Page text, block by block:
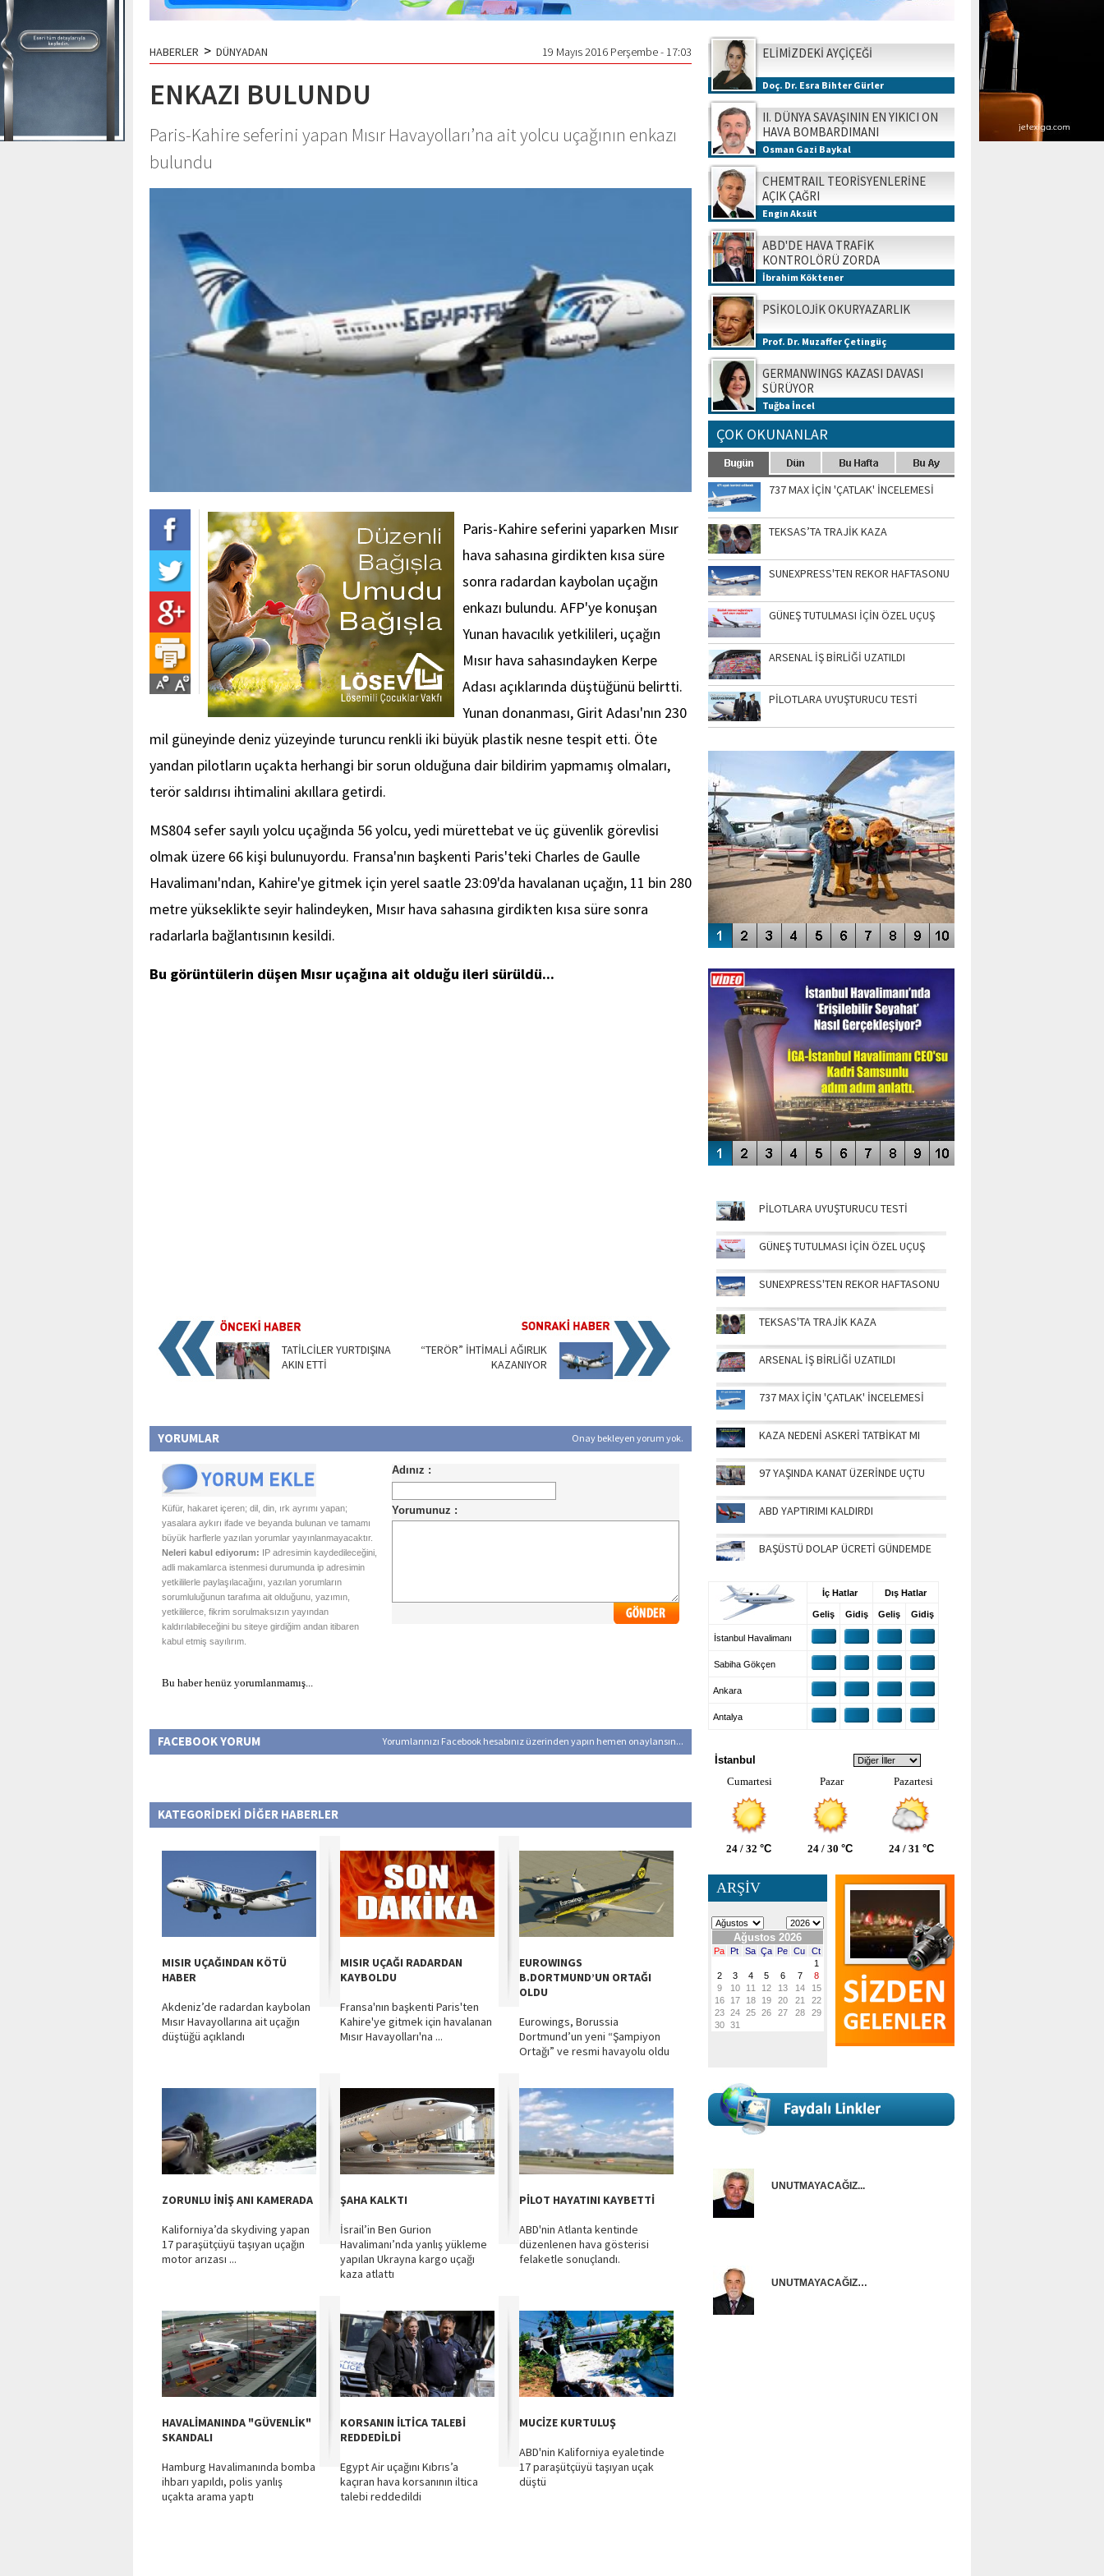
HABERLER > DÜNYADAN 19 Mayıs 2016 Perşembe - 17:03
ENKAZI BULUNDU
Paris-Kahire seferini yapan Mısır Havayolları’na ait yolcu uçağının enkazı
bulundu
Paris-Kahire seferini yaparken Mısır
hava sahasına girdikten kısa süre
sonra radardan kaybolan uçağın
enkazı bulundu. AFP'ye konuşan
Yunan havacılık yetkilileri, uçağın
Mısır hava sahasındayken Kerpe
Adası açıklarında düştüğünü belirtti.
Yunan donanması, Girit Adası'nın 230
mil güneyinde deniz yüzeyinde turuncu renkli iki büyük plastik nesne tespit etti. Öte
yandan pilotların uçakta herhangi bir sorun olduğuna dair bildirim yapmamış olmaları,
terör saldırısı ihtimalini akıllara getirdi.
MS804 sefer sayılı yolcu uçağında 56 yolcu, yedi mürettebat ve üç güvenlik görevlisi
olmak üzere 66 kişi bulunuyordu. Fransa'nın başkenti Paris'teki Charles de Gaulle
Havalimanı'ndan, Kahire'ye gitmek için yerel saatle 23:09'da havalanan uçağın, 11 bin 280
metre yükseklikte seyir halindeyken, Mısır hava sahasına girdikten kısa süre sonra
radarlarla bağlantısının kesildi.
Bu görüntülerin düşen Mısır uçağına ait olduğu ileri sürüldü...
TATİLCİLER YURTDIŞINA
AKIN ETTİ
“TERÖR” İHTİMALİ AĞIRLIK
KAZANIYOR
YORUMLAR Onay bekleyen yorum yok.
Küfür, hakaret içeren; dil, din, ırk ayrımı yapan;
yasalara aykırı ifade ve beyanda bulunan ve tamamı
büyük harflerle yazılan yorumlar yayınlanmayacaktır.
Neleri kabul ediyorum: IP adresimin kaydedileceğini,
adli makamlarca istenmesi durumunda ip adresimin
yetkililerle paylaşılacağını, yazılan yorumların
sorumluluğunun tarafıma ait olduğunu, yazımın,
yetkililerce, fikrim sorulmaksızın yayından
kaldırılabileceğini bu siteye girdiğim andan itibaren
kabul etmiş sayılırım.
Bu haber henüz yorumlanmamış...
FACEBOOK YORUM Yorumlarınızı Facebook hesabınız üzerinden yapın hemen onaylansın...
KATEGORİDEKİ DİĞER HABERLER
MISIR UÇAĞINDAN KÖTÜ
HABER
Akdeniz’de radardan kaybolan
Mısır Havayollarına ait uçağın
düştüğü açıklandı
MISIR UÇAĞI RADARDAN
KAYBOLDU
Fransa'nın başkenti Paris'ten
Kahire'ye gitmek için havalanan
Mısır Havayolları'na ...
EUROWINGS
B.DORTMUND’UN ORTAĞI
OLDU
Eurowings, Borussia
Dortmund’un yeni “Şampiyon
Ortağı” ve resmi havayolu oldu
ZORUNLU İNİŞ ANI KAMERADA
Kaliforniya’da skydiving yapan
17 paraşütçüyü taşıyan uçağın
motor arızası ...
ŞAHA KALKTI
İsrail’in Ben Gurion
Havalimanı’nda yanlış yükleme
yapılan Ukrayna kargo uçağı
kaza atlattı
PİLOT HAYATINI KAYBETTİ
ABD'nin Atlanta kentinde
düzenlenen hava gösterisi
felaketle sonuçlandı.
HAVALİMANINDA "GÜVENLİK"
SKANDALI
Hamburg Havalimanında bomba
ihbarı yapıldı, polis yanlış
uçakta arama yaptı
KORSANIN İLTİCA TALEBİ
REDDEDİLDİ
Egypt Air uçağını Kıbrıs’a
kaçıran hava korsanının iltica
talebi reddedildi
MUCİZE KURTULUŞ
ABD'nin Kaliforniya eyaletinde
17 paraşütçüyü taşıyan uçak
düştü
ELİMİZDEKİ AYÇİÇEĞİ
Doç. Dr. Esra Bihter Gürler
II. DÜNYA SAVAŞININ EN YIKICI ON
HAVA BOMBARDIMANI
Osman Gazi Baykal
CHEMTRAIL TEORİSYENLERİNE
AÇIK ÇAĞRI
Engin Aksüt
ABD'DE HAVA TRAFİK
KONTROLÖRÜ ZORDA
İbrahim Köktener
PSİKOLOJİK OKURYAZARLIK
Prof. Dr. Muzaffer Çetingüç
GERMANWINGS KAZASI DAVASI
SÜRÜYOR
Tuğba İncel
ÇOK OKUNANLAR
737 MAX İÇİN 'ÇATLAK' İNCELEMESİ
TEKSAS’TA TRAJİK KAZA
SUNEXPRESS'TEN REKOR HAFTASONU
GÜNEŞ TUTULMASI İÇİN ÖZEL UÇUŞ
ARSENAL İŞ BİRLİĞİ UZATILDI
PİLOTLARA UYUŞTURUCU TESTİ
SİNGAPUR AIRSHOW-2020
ENGELLERİN AŞILDIĞI HAVALİMANI
PİLOTLARA UYUŞTURUCU TESTİ
GÜNEŞ TUTULMASI İÇİN ÖZEL UÇUŞ
SUNEXPRESS'TEN REKOR HAFTASONU
TEKSAS'TA TRAJİK KAZA
ARSENAL İŞ BİRLİĞİ UZATILDI
737 MAX İÇİN 'ÇATLAK' İNCELEMESİ
KAZA NEDENİ ASKERİ TATBİKAT MI
97 YAŞINDA KANAT ÜZERİNDE UÇTU
ABD YAPTIRIMI KALDIRDI
BAŞÜSTÜ DOLAP ÜCRETİ GÜNDEMDE
İç Hatlar Dış Hatlar
Geliş Gidiş Geliş Gidiş
İstanbul Havalimanı
Sabiha Gökçen
Ankara
Antalya
İstanbul
Cumartesi
Pazar Pazartesi
24 / 32 °C 24 / 30 °C 24 / 31 °C
ARŞİV
UNUTMAYACAĞIZ...
UNUTMAYACAĞIZ…